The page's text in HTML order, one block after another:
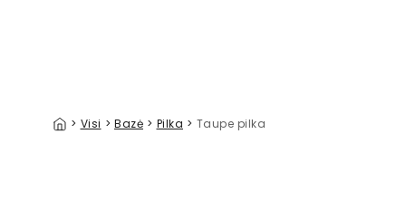
> Visi > Bazė > Pilka > Taupe pilka